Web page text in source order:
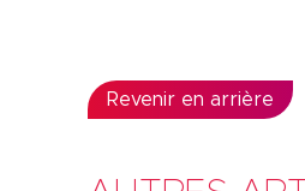
Revenir en arrière